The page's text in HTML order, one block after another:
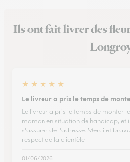
Ils ont fait livrer des
★ ★ ★ ★ ★
Le livreur a pris le temps de
Le livreur a pris le temps de monter
maman en situation de handicap, et
s'assurer de l'adresse. Merci et
respect de la clientèle
01/06/2026